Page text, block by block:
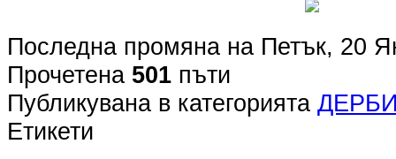
Последна промяна на Петък, 20
Прочетена 501 пъти
Публикувана в категорията
Етикети